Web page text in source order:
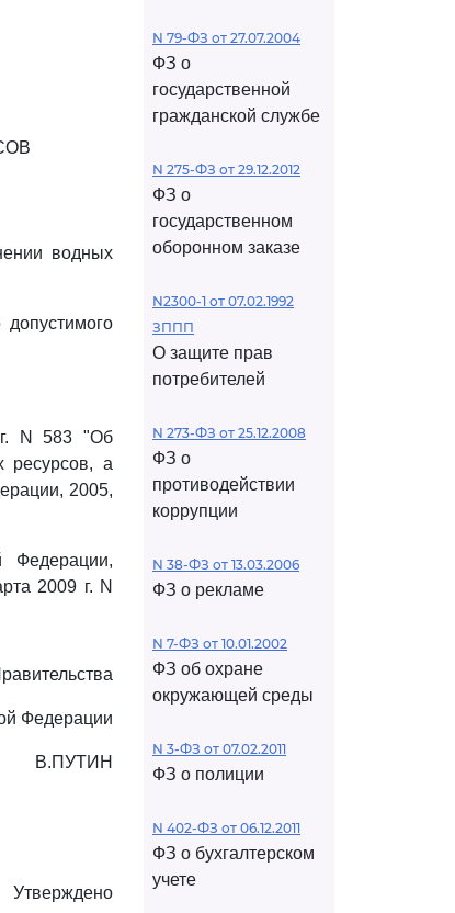
водных
г. N 583 "Об
ресурсов, а
2005,
Федерации,
2009 г. N
Федерации
В.ПУТИН
Утверждено
N 79-ФЗ от 27.07.2004
ФЗ о
государственной
гражданской службе
N 275-ФЗ от 29.12.2012
ФЗ о
государственном
оборонном заказе
N2300-1 от 07.02.1992
ЗППП
О защите прав
потребителей
N 273-ФЗ от 25.12.2008
ФЗ о
противодействии
коррупции
N 38-ФЗ от 13.03.2006
ФЗ о рекламе
N 7-ФЗ от 10.01.2002
ФЗ об охране
окружающей среды
N 3-ФЗ от 07.02.2011
ФЗ о полиции
N 402-ФЗ от 06.12.2011
ФЗ о бухгалтерском
учете